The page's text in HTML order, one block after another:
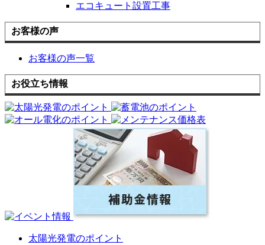
エコキュート設置工事
お客様の声
お客様の声一覧
お役立ち情報
太陽光発電のポイント